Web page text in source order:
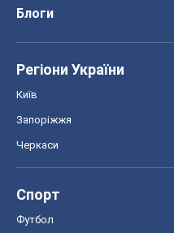
Блоги
Регіони України
Київ
Запоріжжя
Черкаси
Спорт
Футбол